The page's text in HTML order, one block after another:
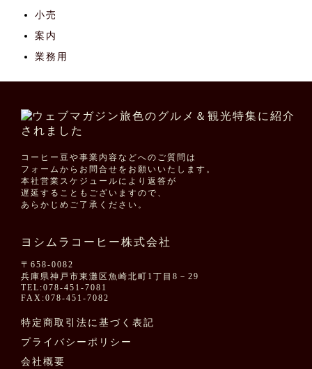
小売
案内
業務用
コーヒー豆や事業内容などへのご質問は
フォームからお問合せをお願いいたします。
本社営業スケジュールにより返答が
遅延することもございますので、
あらかじめご了承ください。
ヨシムラコーヒー株式会社
〒658-0082
兵庫県神戸市東灘区魚崎北町1丁目8－29
TEL:078-451-7081
FAX:078-451-7082
特定商取引法に基づく表記
プライバシーポリシー
会社概要